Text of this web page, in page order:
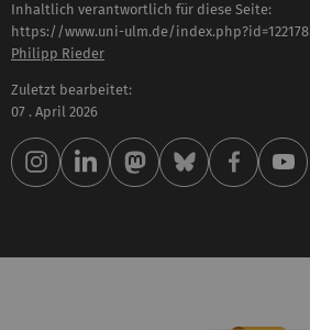
Inhaltlich verantwortlich für diese Seite:
https://www.uni-ulm.de/index.php?id=122178
Philipp Rieder
Zuletzt bearbeitet:
07 . April 2026